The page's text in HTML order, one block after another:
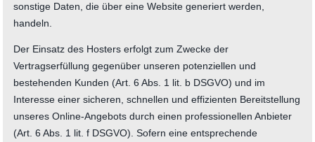
sonstige Daten, die über eine Website generiert werden,
handeln.
Der Einsatz des Hosters erfolgt zum Zwecke der
Vertragserfüllung gegenüber unseren potenziellen und
bestehenden Kunden (Art. 6 Abs. 1 lit. b DSGVO) und im
Interesse einer sicheren, schnellen und effizienten Bereitstellung
unseres Online-Angebots durch einen professionellen Anbieter
(Art. 6 Abs. 1 lit. f DSGVO). Sofern eine entsprechende